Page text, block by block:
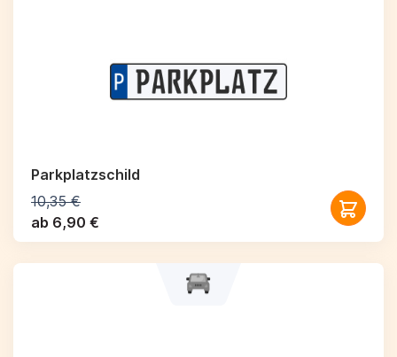
Parkplatzschild
10,35 €
ab 6,90 €